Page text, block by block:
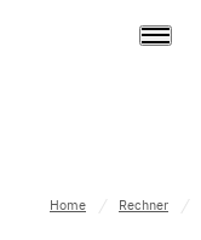
Home Rechner